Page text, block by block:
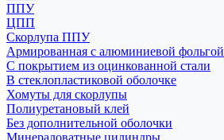
ППУ
ЦПП
Скорлупа ППУ
Армированная с алюминиевой фольгой
С покрытием из оцинкованной стали
В стеклопластиковой оболочке
Хомуты для скорлупы
Полиуретановый клей
Без дополнительной оболочки
Минераловатные цилиндры